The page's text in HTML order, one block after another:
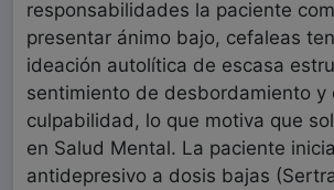
responsabilidades la paciente
presentar ánimo bajo, cefaleas
ideación autolítica de escasa
sentimiento de desbordamiento y
culpabilidad, lo que motiva que
en Salud Mental. La paciente
antidepresivo a dosis bajas